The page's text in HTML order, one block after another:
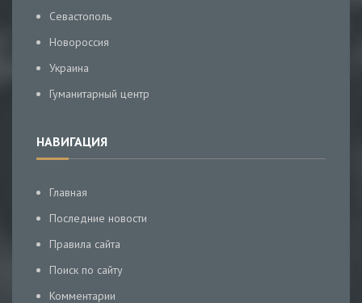
Севастополь
Новороссия
Украина
Гуманитарный центр
НАВИГАЦИЯ
Главная
Последние новости
Правила сайта
Поиск по сайту
Комментарии